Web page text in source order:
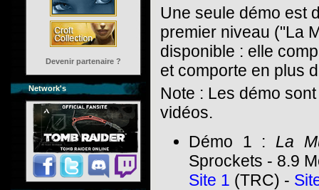
Devenir partenaire ?
Network's
Une seule démo est
premier niveau ("La
disponible : elle
et comporte en plus
Note : Les démo
vidéos.
Démo 1 : La
Sprockets - 8.9
Site 1 (TRC) -